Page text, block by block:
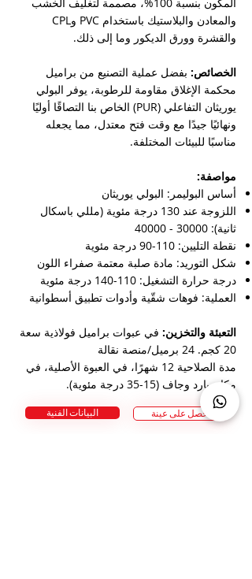
والمعادن والبلاستيك باستخدام PVC وCPL
والقشرة وورق الديكور وما إلى ذلك.
الخصائص: بفضل عملية التصنيع من براميل
محكمة الإغلاق مقاومة للرطوبة، يوفر البولي
يوريثان التفاعلي (PUR) الخاص بنا التصاقًا أوليًا
ونهائيًا جيدًا مع وقت فتح معتدل، مما يجعله
مناسبًا للبيئات المختلفة.
مواصفة:
أساس البوليمر: البولي يوريثان
اللزوجة عند 130 درجة مئوية (مللي باسكال
ثانية): 30000 - 40000
نقطة التليين: 110-90 درجة مئوية
شكل التوريد: مادة صلبة معتمة صفراء اللون
درجة حرارة التشغيل: 110-140 درجة مئوية
العملية: فوهات شقّية وأدوات تطبيق أسطوانية
التعبئة والتخزين: في عبوات براميل فولاذية سعة
20 كجم. 24 برميل/منصة نقالة
مدة الصلاحية 12 شهرًا، في العبوة الأصلية، في
مكان بارد وجاف (15-35 درجة مئوية).
البيانات الفنية احصل على عينة